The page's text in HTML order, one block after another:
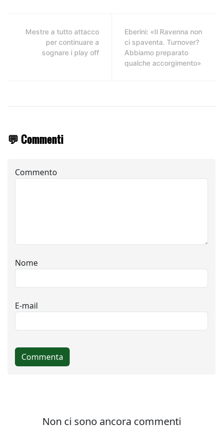
Mestre a tutto attacco
per continuare a
sognare i play off
Eberini: «Il Ravenna non
ci spaventa. Turnover?
Abbiamo preparato
qualche accorgimento»
💬 Commenti